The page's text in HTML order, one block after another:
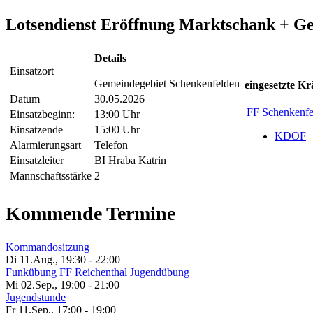
Lotsendienst Eröffnung Marktschank +
Einsatzort
Details
Gemeindegebiet Schenkenfelden
Datum
30.05.2026
Einsatzbeginn:
13:00 Uhr
Einsatzende
15:00 Uhr
Alarmierungsart
Telefon
Einsatzleiter
BI Hraba Katrin
Mannschaftsstärke 2
eingesetzte
FF
KDOF
Kommende Termine
Kommandositzung
Di 11.Aug., 19:30 - 22:00
Funkübung FF Reichenthal Jugendübung
Mi 02.Sep., 19:00 - 21:00
Jugendstunde
Fr 11.Sep., 17:00 - 19:00